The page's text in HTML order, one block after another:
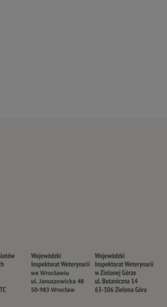
Security Security